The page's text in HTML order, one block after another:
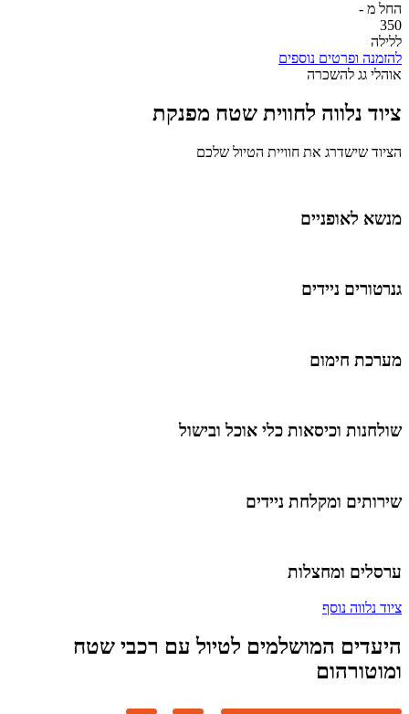
החל מ -
350
ללילה
להזמנה ופרטים נוספים
אוהלי גג להשכרה
ציוד נלווה לחווית שטח מפנקת
הציוד שישדרג את חוויית הטיול שלכם
מנשא לאופניים
גנרטורים ניידים
מערכת חימום
שולחנות וכיסאות כלי אוכל ובישול
שירותים ומקלחת ניידים
ערסלים ומחצלות
ציוד נלווה נוסף
היעדים המושלמים לטיול עם רכבי שטח
ומוטורהום